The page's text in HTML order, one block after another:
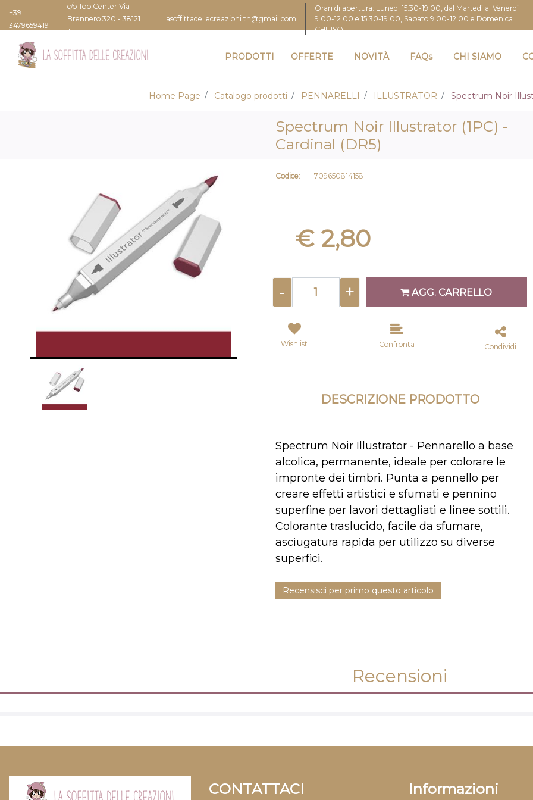
+39
3479659419
c/o Top Center Via
Brennero 320 - 38121
Trento
lasoffittadellecreazioni.tn@gmail.com
Orari di apertura: Lunedi 15.30-19.00, dal Martedì al Venerdì
9.00-12.00 e 15.30-19.00, Sabato 9.00-12.00 e Domenica
CHIUSO
PRODOTTI OFFERTE NOVITÀ FAQs CHI SIAMO
Home Page Catalogo prodotti PENNARELLI ILLUSTRATOR Spectrum Noir
Spectrum Noir Illustrator (1PC) -
Cardinal (DR5)
Codice: 709650814158
€ 2,80
AGG. CARRELLO
Wishlist Confronta Condividi
DESCRIZIONE PRODOTTO
Spectrum Noir Illustrator - Pennarello a base
alcolica, permanente, ideale per colorare le
impronte dei timbri. Punta a pennello per
creare effetti artistici e sfumati e pennino
superfine per lavori dettagliati e linee sottili.
Colorante traslucido, facile da sfumare,
asciugatura rapida per utilizzo su diverse
superfici.
Recensisci per primo questo articolo
Recensioni
CONTATTACI Informazioni